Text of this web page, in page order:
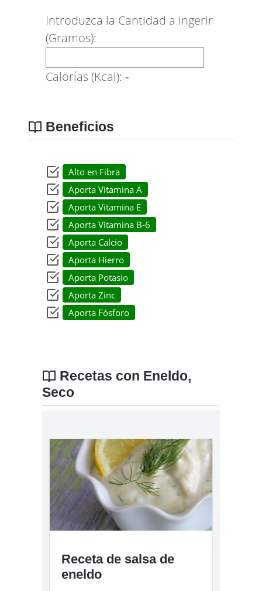
Introduzca la Cantidad a Ingerir
(Gramos):
Calorías (Kcal): -
Beneficios
Alto en Fibra
Aporta Vitamina A
Aporta Vitamina E
Aporta Vitamina B-6
Aporta Calcio
Aporta Hierro
Aporta Potasio
Aporta Zinc
Aporta Fósforo
Recetas con Eneldo,
Seco
Receta de salsa de
eneldo